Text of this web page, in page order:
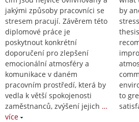
jakými způsoby pracovníci se
stresem pracují. Závěrem této
diplomové práce je
poskytnout konkrétní
doporučení pro zlepšení
emocionální atmosféry a
komunikace v daném
pracovním prostředí, která by
vedla k větší spokojenosti
zaměstnanců, zvýšení jejich …
více
by
to